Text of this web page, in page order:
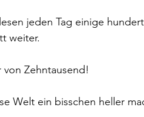
jeden Tag einige
weiter.
von Zehntausend!
Welt ein bisschen heller